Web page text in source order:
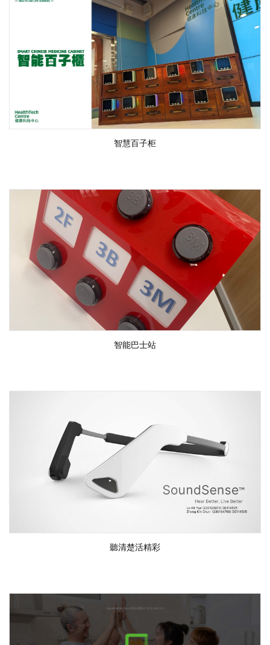
智慧百子柜
智能巴士站
聽清楚活精彩